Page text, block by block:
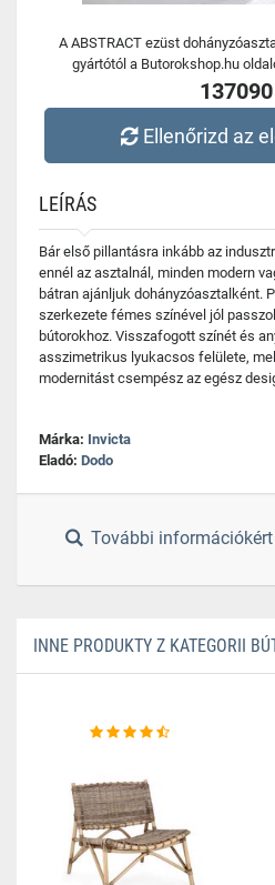
A ABSTRACT ezüst
gyártótól a Butorokshop.hu
Ellenőrizd az
LEÍRÁS
Bár első pillantásra inkább az
ennél az asztalnál, minden modern
bátran ajánljuk dohányzóasztalként.
szerkezete fémes színével jól
bútorokhoz. Visszafogott színét és
asszimetrikus lyukacsos felülete,
modernitást csempész az egész
Márka: Invicta
Eladó: Dodo
További
INNE PRODUKTY Z KATEGORII